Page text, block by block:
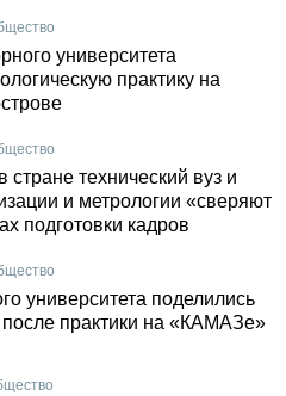
университета
практику на
стране технический вуз и
и метрологии «сверяют
подготовки кадров
университета поделились
практики на «КАМАЗе»